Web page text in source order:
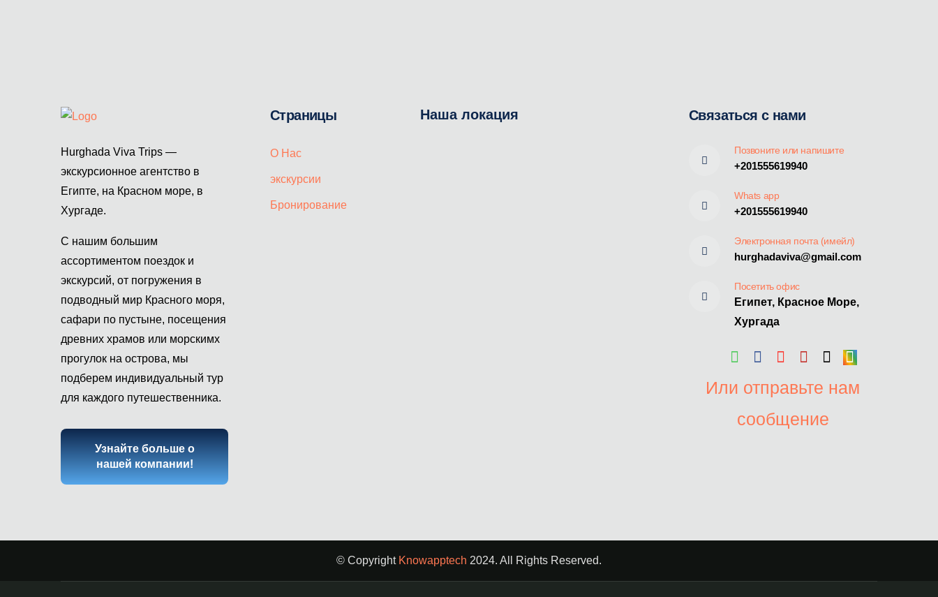
Hurghada Viva Trips —
экскурсионное агентство в
Египте, на Красном море, в
Хургаде.
С нашим большим
ассортиментом поездок и
экскурсий, от погружения в
подводный мир Красного моря,
сафари по пустыне, посещения
древних храмов или морскимх
прогулок на острова, мы
подберем индивидуальный тур
для каждого путешественника.
Узнайте больше о
нашей компании!
Страницы
О Нас
экскурсии
Бронирование
Наша локация Связаться с нами
Позвоните или напишите
+201555619940
Whats app
+201555619940
Электронная почта (имейл)
hurghadaviva@gmail.com
Посетить офис
Египет, Красное Море,
Хургада
Или отправьте нам
сообщение
© Copyright Knowapptech 2024. All Rights Reserved.